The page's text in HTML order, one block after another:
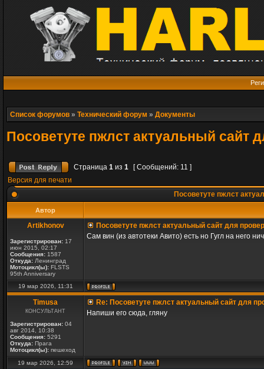
Список форумов » Технический форум » Документы
Посоветуте пжлст актуальный сайт
Страница 1 из 1
[ Сообщений: 11 ]
Версия для печати
Посоветуте пжлст
Автор
Artikhonov
Зарегистрирован: 17
июн 2015, 02:17
Сообщения: 1587
Откуда: Ленинград
Мотоцикл(ы): FLSTS
95th Anniversary
Посоветуте пжлст актуальный сайт для
Сам вин (из автотеки Авито) есть но Гугл на него
19 мар 2026, 11:31
Timusa
КОНСУЛЬТАНТ
Зарегистрирован: 04
авг 2014, 10:38
Сообщения: 5291
Откуда: Прага
Мотоцикл(ы): пешеход
Re: Посоветуте пжлст актуальный сайт для
Напиши его сюда, гляну
19 мар 2026, 12:59